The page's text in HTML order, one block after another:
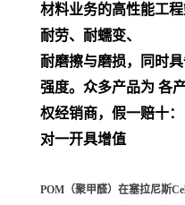
材料业务的高性能工
耐劳、耐蠕变、
耐磨擦与磨损，同时
强度。众多产品为 各
权经销商，假一赔十
对一开具增值
POM（聚甲醛）在塞拉尼斯